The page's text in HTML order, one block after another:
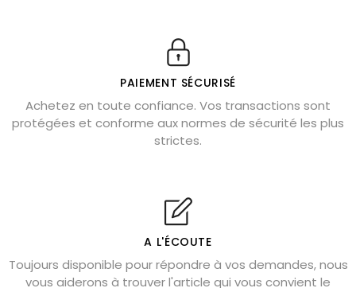
Véritable citrine naturelle non chauffée
Où placer la citrine dans la maison
Cornaline : propriétés magiques
Capricorne : quelles pierres choisir
Shungite : purification et protection
Bagues en labradorite argent 925
Lapis lazuli : propriétés et précautions
PAIEMENT SÉCURISÉ
Achetez en toute confiance. Vos transactions sont
protégées et conforme aux normes de sécurité les plus
strictes.
A L'ÉCOUTE
Toujours disponible pour répondre à vos demandes, nous
vous aiderons à trouver l'article qui vous convient le